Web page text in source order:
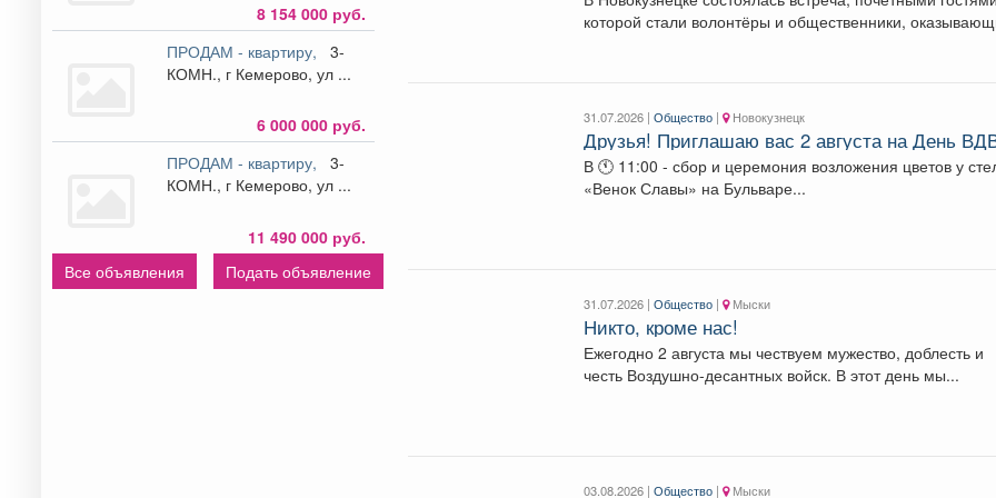
8 154 000 руб.
ПРОДАМ - квартиру,
3-
КОМН., г Кемерово, ул ...
6 000 000 руб.
ПРОДАМ - квартиру,
3-
КОМН., г Кемерово, ул ...
11 490 000 руб.
Все объявления
Подать объявление
которой стали волонтёры и общественники,
31.07.2026 |Общество | Новокузнецк
Друзья! Приглашаю вас 2 августа на День
В 🕚 11:00 - сбор и церемония возложения цветов у
«Венок Славы» на Бульваре...
31.07.2026 |Общество | Мыски
Никто, кроме нас!
Ежегодно 2 августа мы чествуем мужество, доблесть и
честь Воздушно-десантных войск. В этот день мы...
03.08.2026 |Общество | Мыски